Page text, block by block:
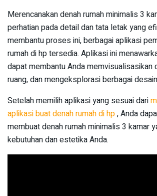
Merencanakan denah rumah minimalis 3
perhatian pada detail dan tata letak yang
membantu proses ini, berbagai aplikasi
rumah di hp tersedia. Aplikasi ini
dapat membantu Anda memvisualisasikan
ruang, dan mengeksplorasi berbagai
Setelah memilih aplikasi yang sesuai dari
aplikasi buat denah rumah di hp, Anda
membuat denah rumah minimalis 3 kamar
kebutuhan dan estetika Anda.